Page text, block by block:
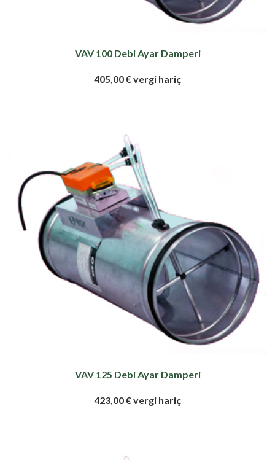
VAV 100 Debi Ayar Damperi
405,00 € vergi hariç
VAV 125 Debi Ayar Damperi
423,00 € vergi hariç